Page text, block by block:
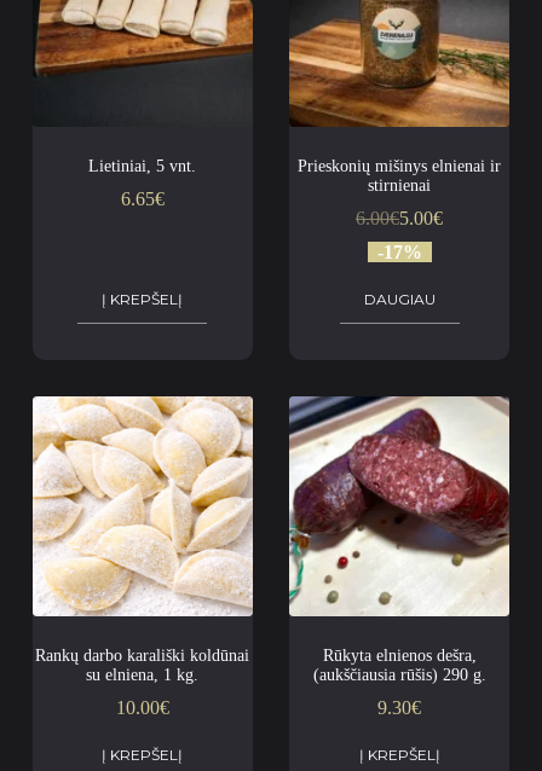
Lietiniai, 5 vnt.
6.65€
Į KREPŠELĮ
Prieskonių mišinys elnienai ir
stirnienai
6.00€5.00€
-17%
DAUGIAU
Rankų darbo karališki koldūnai
su elniena, 1 kg.
10.00€
Į KREPŠELĮ
Rūkyta elnienos dešra,
(aukščiausia rūšis) 290 g.
9.30€
Į KREPŠELĮ